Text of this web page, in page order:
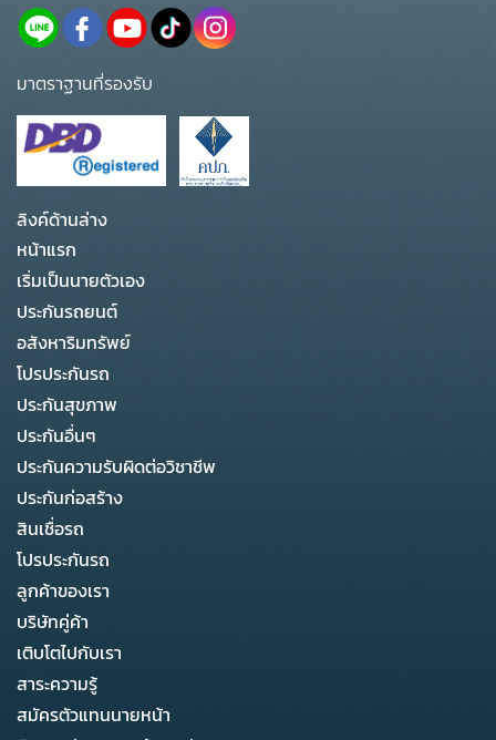
มาตราฐานที่รองรับ
ลิงค์ด้านล่าง
หน้าแรก
เริ่มเป็นนายตัวเอง
ประกันรถยนต์
อสังหาริมทรัพย์
โปรประกันรถ
ประกันสุขภาพ
ประกันอื่นๆ
ประกันความรับผิดต่อวิชาชีพ
ประกันก่อสร้าง
สินเชื่อรถ
โปรประกันรถ
ลูกค้าของเรา
บริษัทคู่ค้า
เติบโตไปกับเรา
สาระความรู้
สมัครตัวแทนนายหน้า